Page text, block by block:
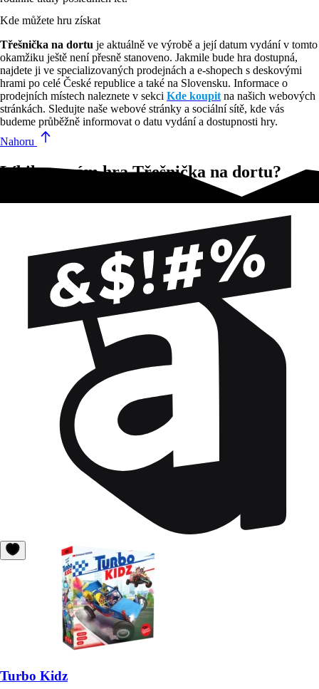
Kde můžete hru získat
Třešnička na dortu je aktuálně ve výrobě a její datum vydání v tomto
okamžiku ještě není přesně stanoveno. Jakmile bude hra dostupná,
najdete ji ve specializovaných prodejnách a e-shopech s deskovými
hrami po celé České republice a také na Slovensku. Informace o
prodejních místech naleznete v sekci Kde koupit na našich webových
stránkách. Sledujte naše webové stránky a sociální sítě, kde vás
budeme průběžně informovat o datu vydání a dostupnosti hry.
Nahoru
Líbila se vám hra Třešnička na dortu?
Turbo Kidz